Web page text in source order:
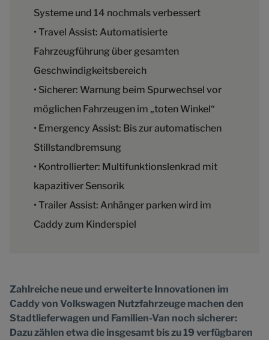
Systeme und 14 nochmals verbessert
• Travel Assist: Automatisierte
Fahrzeugführung über gesamten
Geschwindigkeitsbereich
• Sicherer: Warnung beim Spurwechsel vor
möglichen Fahrzeugen im „toten Winkel“
• Emergency Assist: Bis zur automatischen
Stillstandbremsung
• Kontrollierter: Multifunktionslenkrad mit
kapazitiver Sensorik
• Trailer Assist: Anhänger parken wird im
Caddy zum Kinderspiel
Zahlreiche neue und erweiterte Innovationen im
Caddy von Volkswagen Nutzfahrzeuge machen den
Stadtlieferwagen und Familien-Van noch sicherer:
Dazu zählen etwa die insgesamt bis zu 19 verfügbaren